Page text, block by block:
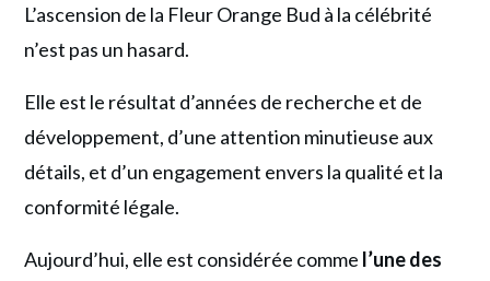
L’ascension de la Fleur Orange Bud à la célébrité
n’est pas un hasard.
Elle est le résultat d’années de recherche et de
développement, d’une attention minutieuse aux
détails, et d’un engagement envers la qualité et la
conformité légale.
Aujourd’hui, elle est considérée comme l’une des